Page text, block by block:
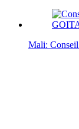
Mali: Conseil